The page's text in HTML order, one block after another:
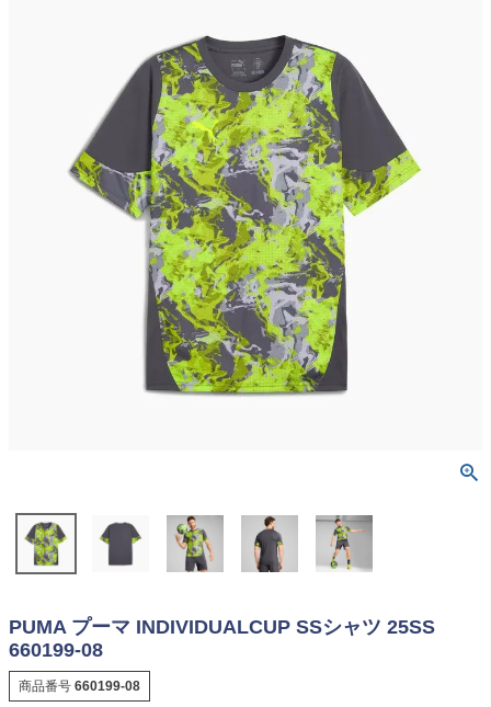
PUMA プーマ INDIVIDUALCUP SSシャツ 25SS
660199-08
商品番号 660199-08